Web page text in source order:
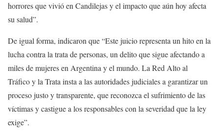
horrores que vivió en Candilejas y el impacto que aún hoy afecta
su salud”.
De igual forma, indicaron que “Este juicio representa un hito en la
lucha contra la trata de personas, un delito que sigue afectando a
miles de mujeres en Argentina y el mundo. La Red Alto al
Tráfico y la Trata insta a las autoridades judiciales a garantizar un
proceso justo y transparente, que reconozca el sufrimiento de las
víctimas y castigue a los responsables con la severidad que la ley
exige”.